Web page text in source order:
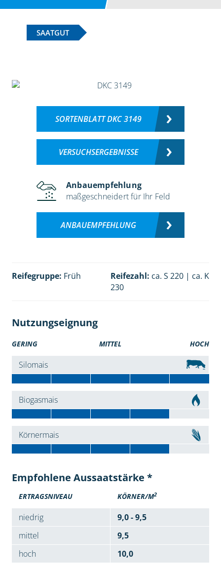
SAATGUT
SORTENBLATT DKC 3149
VERSUCHSERGEBNISSE
Anbauempfehlung
maßgeschneidert für Ihr Feld
ANBAUEMPFEHLUNG
Reifegruppe: Früh Reifezahl: ca. S 220 | ca. K
230
Nutzungseignung
GERING MITTEL HOCH
Silomais
Biogasmais
Körnermais
Empfohlene Aussaatstärke *
ERTRAGSNIVEAU KÖRNER/M2
niedrig
9,0 - 9,5
mittel
9,5
hoch
10,0